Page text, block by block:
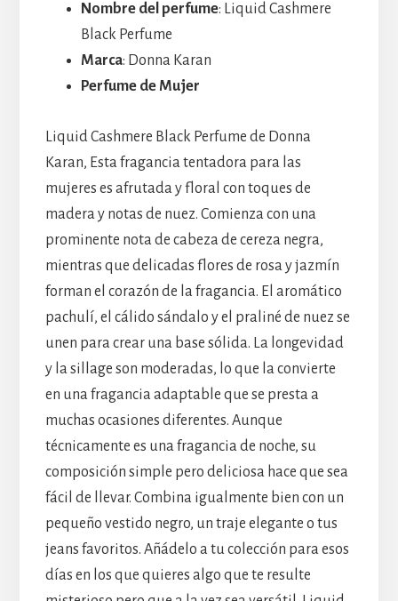
Nombre del perfume: Liquid Cashmere
Black Perfume
Marca: Donna Karan
Perfume de Mujer
Liquid Cashmere Black Perfume de Donna
Karan, Esta fragancia tentadora para las
mujeres es afrutada y floral con toques de
madera y notas de nuez. Comienza con una
prominente nota de cabeza de cereza negra,
mientras que delicadas flores de rosa y jazmín
forman el corazón de la fragancia. El aromático
pachulí, el cálido sándalo y el praliné de nuez se
unen para crear una base sólida. La longevidad
y la sillage son moderadas, lo que la convierte
en una fragancia adaptable que se presta a
muchas ocasiones diferentes. Aunque
técnicamente es una fragancia de noche, su
composición simple pero deliciosa hace que sea
fácil de llevar. Combina igualmente bien con un
pequeño vestido negro, un traje elegante o tus
jeans favoritos. Añádelo a tu colección para esos
días en los que quieres algo que te resulte